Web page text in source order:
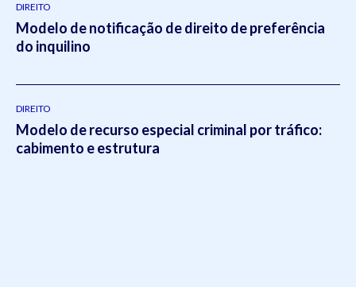
DIREITO
Modelo de notificação de direito de preferência
do inquilino
DIREITO
Modelo de recurso especial criminal por tráfico:
cabimento e estrutura